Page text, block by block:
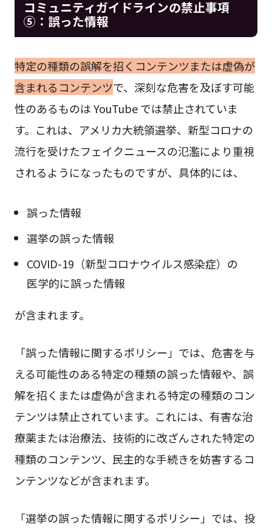
コミュニティガイドラインの禁止事項
⑤：誤った情報
特定の種類の誤解を招くコンテンツまたは虚偽が
含まれるコンテンツで、深刻な危害を及ぼす可能
性のあるものは YouTube では禁止されていま
す。これは、アメリカ大統領選挙、新型コロナの
流行を受けたフェイクニュースの氾濫により重視
されるようになったものですが、具体的には、
誤った情報
選挙の誤った情報
COVID-19（新型コロナウイルス感染症）の
医学的に誤った情報
が含まれます。
「誤った情報に関するポリシー」では、危害を与
える可能性のある特定の種類の誤った情報や、誤
解を招くまたは虚偽が含まれる特定の種類のコン
テンツは禁止されています。これには、有害な治
療薬または治療法、技術的に改ざんされた特定の
種類のコンテンツ、民主的な手続きを妨害するコ
ンテンツなどが含まれます。
「選挙の誤った情報に関するポリシー」では、投